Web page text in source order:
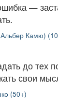
—
Камю)
до тех
свои
(50+)